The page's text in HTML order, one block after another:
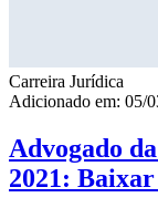
Carreira Jurídica
Adicionado em: 05/
Advogado
2021: